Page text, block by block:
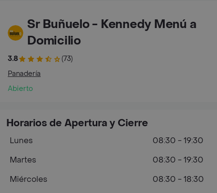
Sr Buñuelo - Kennedy Menú a
Domicilio
3.8
(73)
Panadería
Abierto
Horarios de Apertura y Cierre
Lunes
08:30 - 19:30
Martes
08:30 - 19:30
Miércoles
08:30 - 18:30